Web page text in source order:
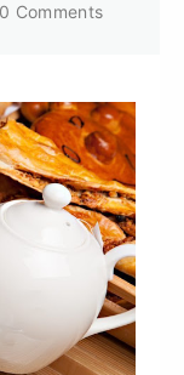
0 Comments